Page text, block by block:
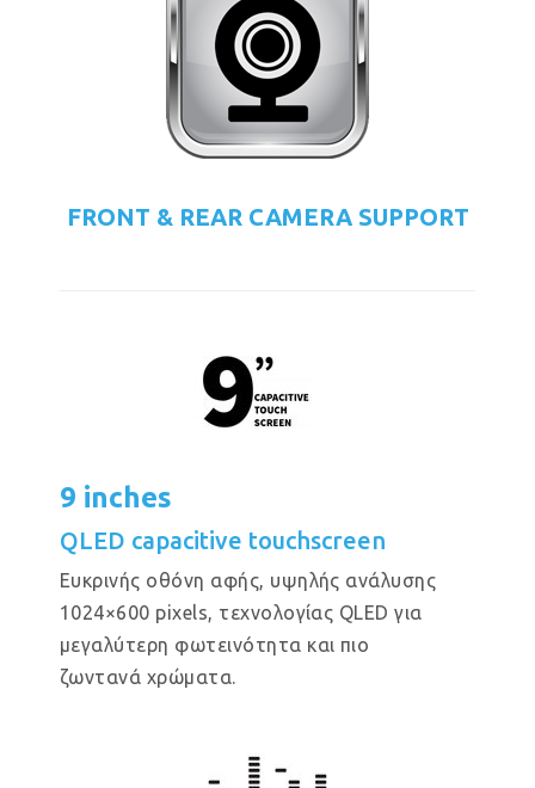
FRONT & REAR CAMERA SUPPORT
9 inches
QLED capacitive touchscreen
Eυκρινής οθόνη αφής, υψηλής ανάλυσης
1024×600 pixels, τεχνολογίας QLED για
μεγαλύτερη φωτεινότητα και πιο
ζωντανά χρώματα.